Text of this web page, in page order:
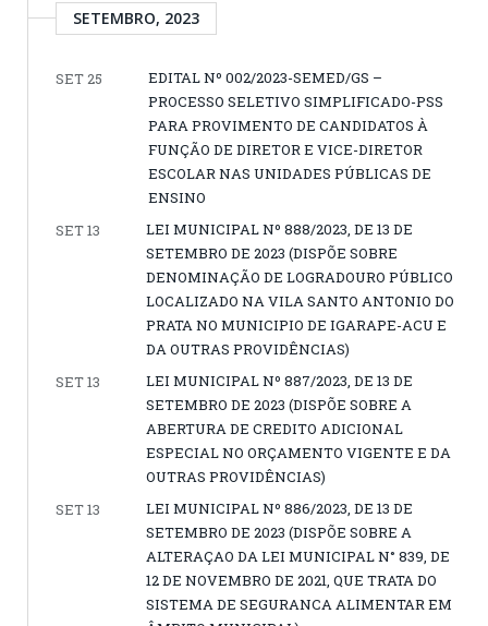
SETEMBRO, 2023
SET 25
EDITAL Nº 002/2023-SEMED/GS –
PROCESSO SELETIVO SIMPLIFICADO-PSS
PARA PROVIMENTO DE CANDIDATOS À
FUNÇÃO DE DIRETOR E VICE-DIRETOR
ESCOLAR NAS UNIDADES PÚBLICAS DE
ENSINO
SET 13
LEI MUNICIPAL Nº 888/2023, DE 13 DE
SETEMBRO DE 2023 (DISPÕE SOBRE
DENOMINAÇÃO DE LOGRADOURO PÚBLICO
LOCALIZADO NA VILA SANTO ANTONIO DO
PRATA NO MUNICIPIO DE IGARAPE-ACU E
DA OUTRAS PROVIDÊNCIAS)
SET 13
LEI MUNICIPAL Nº 887/2023, DE 13 DE
SETEMBRO DE 2023 (DISPÕE SOBRE A
ABERTURA DE CREDITO ADICIONAL
ESPECIAL NO ORÇAMENTO VIGENTE E DA
OUTRAS PROVIDÊNCIAS)
SET 13
LEI MUNICIPAL Nº 886/2023, DE 13 DE
SETEMBRO DE 2023 (DISPÕE SOBRE A
ALTERAÇAO DA LEI MUNICIPAL N° 839, DE
12 DE NOVEMBRO DE 2021, QUE TRATA DO
SISTEMA DE SEGURANCA ALIMENTAR EM